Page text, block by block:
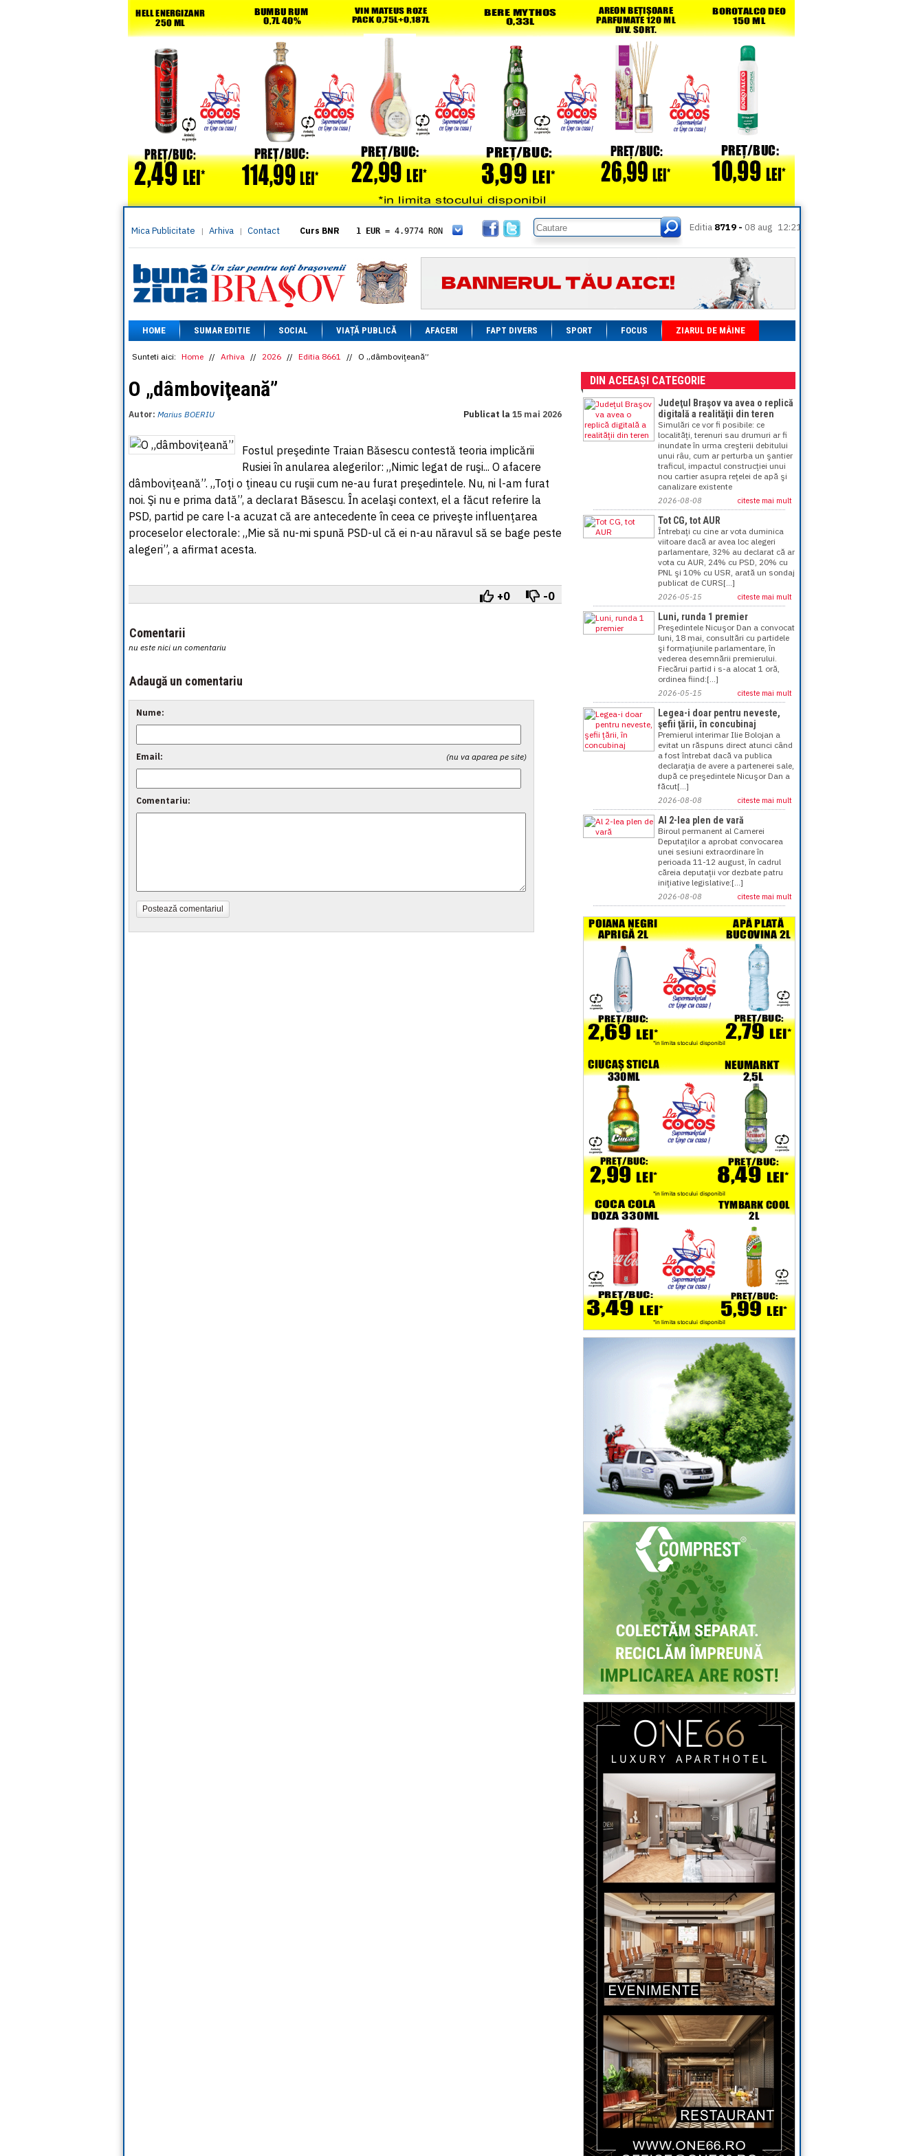
Mica Publicitate | Arhiva | Contact Curs BNR 1 EUR = 4.9774 RON
= 5.8304 RON
1 XAU= 464.4611 RON
1 AED= 1.1933 RON
1 AUD= 2.7957 RON
1 BGN= 2.5449 RON
1 CAD= 3.1559 RON
1 CHF= 5.2813 RON
1 CNY= 0.6015 RON
1 MDL= 0.2538 RON
1 MXN= 0.2227 RON
1 NOK
= 0.4191 RON
= 2.6097 RON
1 PLN= 1.1646 RON
1 RSD= 0.0425 RON
1 RUB= 0.0530 RON
= 0.4526 RON
Editia 8719 - 08 aug 12:21
HOME SUMAR EDITIE SOCIAL VIAȚĂ PUBLICĂ AFACERI FAPT DIVERS SPORT FOCUS ZIARUL DE MÂINE
Sunteti aici: Home // Arhiva // 2026 // Editia 8661 // O „dâmboviţeană”
O „dâmboviţeană”
Autor: Marius BOERIU Publicat la 15 mai 2026
Fostul preşedinte Traian Băsescu contestă teoria implicării
Rusiei în anularea alegerilor: „Nimic legat de ruşi... O afacere
dâmboviţeană”. „Toţi o ţineau cu ruşii cum ne-au furat preşedintele. Nu, ni l-am furat
noi. Şi nu e prima dată”, a declarat Băsescu. În acelaşi context, el a făcut referire la
PSD, partid pe care l-a acuzat că are antecedente în ceea ce priveşte influenţarea
proceselor electorale: „Mie să nu-mi spună PSD-ul că ei n-au năravul să se bage peste
alegeri”, a afirmat acesta.
+0 -0
Comentarii
nu este nici un comentariu
Adaugă un comentariu
Nume:
(nu va aparea pe site)
Email:
Comentariu:
Postează comentariul
DIN ACEEAȘI CATEGORIE
Judeţul Braşov va avea o replică
digitală a realităţii din teren
Simulări ce vor fi posibile: ce
localităţi, terenuri sau drumuri ar fi
inundate în urma creşterii debitului
unui râu, cum ar perturba un şantier
traficul, impactul construcţiei unui
nou cartier asupra reţelei de apă şi
canalizare existente
2026-08-08 citeste mai mult
Tot CG, tot AUR
Întrebaţi cu cine ar vota duminica
viitoare dacă ar avea loc alegeri
parlamentare, 32% au declarat că ar
vota cu AUR, 24% cu PSD, 20% cu
PNL şi 10% cu USR, arată un sondaj
publicat de CURS[...]
2026-05-15 citeste mai mult
Luni, runda 1 premier
Preşedintele Nicuşor Dan a convocat
luni, 18 mai, consultări cu partidele
şi formaţiunile parlamentare, în
vederea desemnării premierului.
Fiecărui partid i s-a alocat 1 oră,
ordinea fiind:[...]
2026-05-15 citeste mai mult
Legea-i doar pentru neveste,
şefii ţării, în concubinaj
Premierul interimar Ilie Bolojan a
evitat un răspuns direct atunci când
a fost întrebat dacă va publica
declaraţia de avere a partenerei sale,
după ce preşedintele Nicuşor Dan a
făcut[...]
2026-08-08 citeste mai mult
Al 2-lea plen de vară
Biroul permanent al Camerei
Deputaţilor a aprobat convocarea
unei sesiuni extraordinare în
perioada 11-12 august, în cadrul
căreia deputaţii vor dezbate patru
iniţiative legislative:[...]
2026-08-08 citeste mai mult